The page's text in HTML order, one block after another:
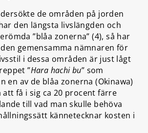
de områden på jorden
den längsta livslängden och
”blåa zonerna” (4), så har
gemensamma nämnaren för
i dessa områden är just lågt
”Hara hachi bu” som
en av de blåa zonerna (Okinawa)
få i sig ca 20 procent färre
till vad man skulle behöva
kännetecknar kosten i